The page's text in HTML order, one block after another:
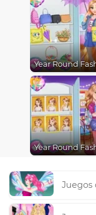
Juegos